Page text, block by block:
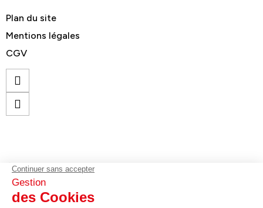
Plan du site
Mentions légales
CGV
© GELEC Energy - Tous droits réservés
contact@gelecenergy.com
02 96 70 75 75